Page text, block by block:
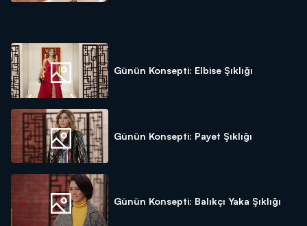
Günün Konsepti: Elbise Şıklığı
Günün Konsepti: Payet Şıklığı
Günün Konsepti: Balıkçı Yaka Şıklığı